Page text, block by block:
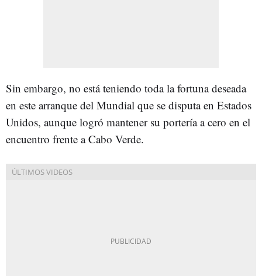
Sin embargo, no está teniendo toda la fortuna deseada
en este arranque del Mundial que se disputa en Estados
Unidos, aunque logró mantener su portería a cero en el
encuentro frente a Cabo Verde.